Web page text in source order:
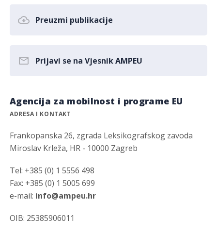
Preuzmi publikacije
Prijavi se na Vjesnik AMPEU
Agencija za mobilnost i programe EU
ADRESA I KONTAKT
Frankopanska 26, zgrada Leksikografskog zavoda
Miroslav Krleža, HR - 10000 Zagreb
Tel: +385 (0) 1 5556 498
Fax: +385 (0) 1 5005 699
e-mail: info@ampeu.hr
OIB: 25385906011